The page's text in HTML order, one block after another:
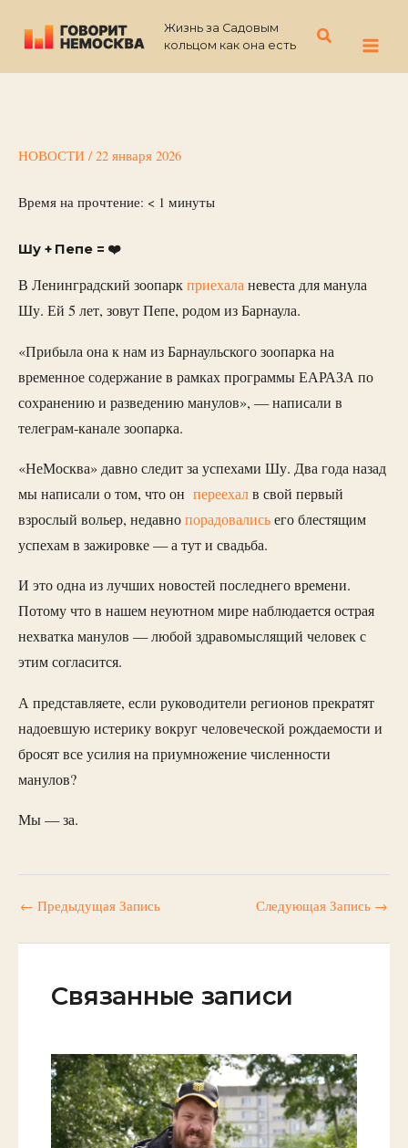
содержимому
Жизнь за Садовым
кольцом как она есть
Поиск
НОВОСТИ / 22 января 2026
Время на прочтение: < 1 минуты
Шу + Пепе = ❤️
В Ленинградский зоопаркприехаланевеста для манула
Шу. Ей 5 лет, зовут Пепе, родом из Барнаула.
«Прибыла она к нам из Барнаульского зоопарка на
временное содержание в рамках программы ЕАРАЗА по
сохранению и разведению манулов», — написали в
телеграм-канале зоопарка.
«НеМосква» давно следит за успехами Шу. Два года назад
мы написали о том, что он переехалв свой первый
взрослый вольер, недавнопорадовалисьего блестящим
успехам в зажировке — а тут и свадьба.
И это одна из лучших новостей последнего времени.
Потому что в нашем неуютном мире наблюдается острая
нехватка манулов — любой здравомыслящий человек с
этим согласится.
А представляете, если руководители регионов прекратят
надоевшую истерику вокруг человеческой рождаемости и
бросят все усилия на приумножение численности
манулов?
Мы — за.
← Предыдущая Запись Следующая Запись →
Связанные записи